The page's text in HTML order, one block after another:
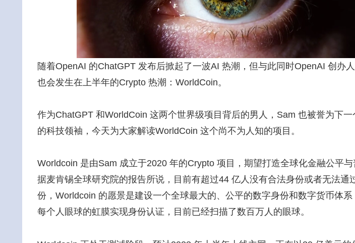
随着OpenAI 的ChatGPT 发布后掀起了一波AI 热潮，但与此同时OpenAI 创办
也会发生在上半年的Crypto 热潮：WorldCoin。
作为ChatGPT 和WorldCoin 这两个世界级项目背后的男人，Sam 也被誉为下
的科技领袖，今天为大家解读WorldCoin 这个尚不为人知的项目。
Worldcoin 是由Sam 成立于2020 年的Crypto 项目，期望打造全球化金融公平
据麦肯锡全球研究院的报告所说，目前有超过44 亿人没有合法身份或者无法通
份，Worldcoin 的愿景是建设一个全球最大的、公平的数字身份和数字货币体
每个人眼球的虹膜实现身份认证，目前已经扫描了数百万人的眼球。